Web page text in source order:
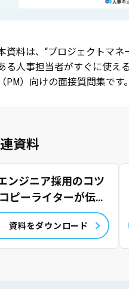
資料は、“プロジェクトマネ
る人事担当者がすぐに使え
（PM）向けの面接質問集です。
資料
ンジニア採用のコツ
コピーライターが伝
資料をダウンロード